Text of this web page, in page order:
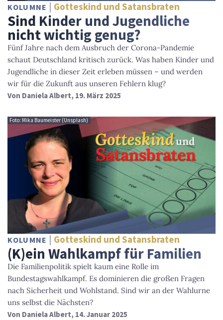
KOLUMNE Gotteskind und Satansbraten
Sind Kinder und Jugendliche
nicht wichtig genug?
Fünf Jahre nach dem Ausbruch der Corona-Pandemie
schaut Deutschland kritisch zurück. Was haben Kinder und
Jugendliche in dieser Zeit erleben müssen – und werden
wir für die Zukunft aus unseren Fehlern klug?
Von Daniela Albert, 19. März 2025
Foto: Mika Baumeister (Unsplash)
KOLUMNE Gotteskind und Satansbraten
(K)ein Wahlkampf für Familien
Die Familienpolitik spielt kaum eine Rolle im
Bundestagswahlkampf. Es dominieren die großen Fragen
nach Sicherheit und Wohlstand. Sind wir an der Wahlurne
uns selbst die Nächsten?
Von Daniela Albert, 14. Januar 2025